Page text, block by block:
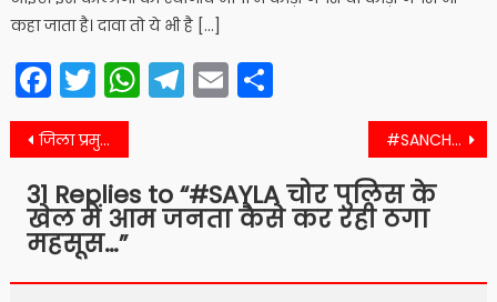
कहा जाता है। दावा तो ये भी है […]
Facebook
Twitter
WhatsApp
Telegram
Email
Post
navigation
जिला प्रमुख व प्रधान के चुनाव आज, तो जिले में कितने मिले कोरोना संक्रमित… देखे जिले के सभी प्रमुख खबरें #SANCHORE नर्मदा मुख्य नहर में गिरी 3 लड़कियां, एक को सुरक्षित निकाला, दो की मौत
31 Replies to “#SAYLA चोर पुलिस के
खेल में आम जनता कैसे कर रही ठगा
महसूस…”